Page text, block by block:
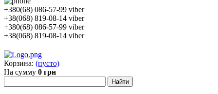
+380(68) 086-57-99 viber
+38(068) 819-08-14 viber
+380(68) 086-57-99 viber
+38(068) 819-08-14 viber
Корзина: (пусто)
На сумму 0 грн